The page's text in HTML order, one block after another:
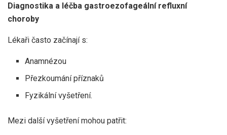
Diagnostika a léčba gastroezofageální refluxní
choroby
Lékaři často začínají s:
Anamnézou
Přezkoumání příznaků
Fyzikální vyšetření.
Mezi další vyšetření mohou patřit: